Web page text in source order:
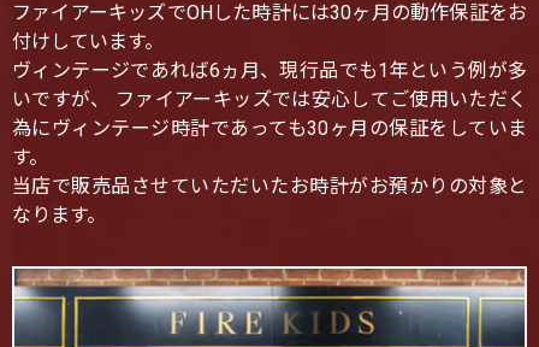
ファイアーキッズでOHした時計には30ヶ月の動作保証をお
付けしています。
ヴィンテージであれば6ヵ月、現行品でも1年という例が多
いですが、 ファイアーキッズでは安心してご使用いただく
為にヴィンテージ時計であっても30ヶ月の保証をしていま
す。
当店で販売品させていただいたお時計がお預かりの対象と
なります。